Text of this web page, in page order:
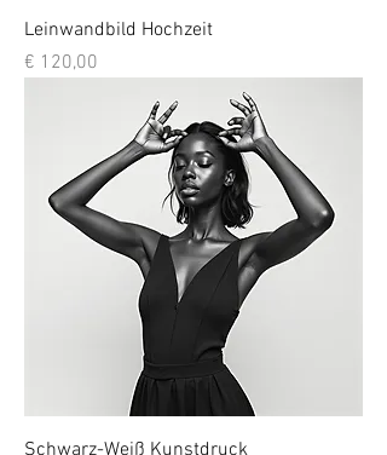
Leinwandbild Hochzeit
Preis
€ 120,00
Schwarz-Weiß Kunstdruck